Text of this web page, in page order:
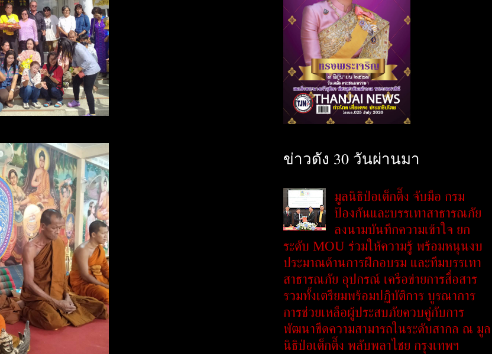
ข่าวดัง 30 วันผ่านมา
มูลนิธิป่อเต็กตึ๊ง จับมือ กรม
ป้องกันและบรรเทาสาธารณภัย
ลงนามบันทึกความเข้าใจ ยก
ระดับ MOU ร่วมให้ความรู้ พร้อมหนุนงบ
ประมาณด้านการฝึกอบรม และทีมบรรเทา
สาธารณภัย อุปกรณ์ เครือข่ายการสื่อสาร
รวมทั้งเตรียมพร้อมปฏิบัติการ บูรณาการ
การช่วยเหลือผู้ประสบภัยควบคู่กับการ
พัฒนาขีดความสามารถในระดับสากล ณ มูล
นิธิป่อเต็กตึ๊ง พลับพลาไชย กรุงเทพฯ